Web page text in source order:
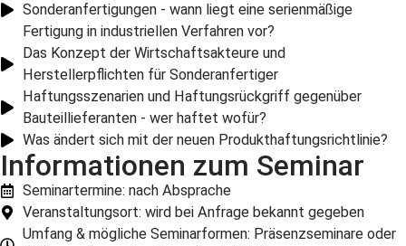
Sonderanfertigungen - wann liegt eine serienmäßige
Fertigung in industriellen Verfahren vor?
Das Konzept der Wirtschaftsakteure und
Herstellerpflichten für Sonderanfertiger
Haftungsszenarien und Haftungsrückgriff gegenüber
Bauteillieferanten - wer haftet wofür?
Was ändert sich mit der neuen Produkthaftungsrichtlinie?
Informationen zum Seminar
Seminartermine: nach Absprache
Veranstaltungsort: wird bei Anfrage bekannt gegeben
Umfang & mögliche Seminarformen: Präsenzseminare oder